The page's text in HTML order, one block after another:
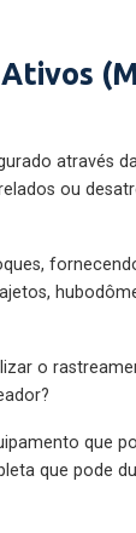
através
ou
o
que
que pode